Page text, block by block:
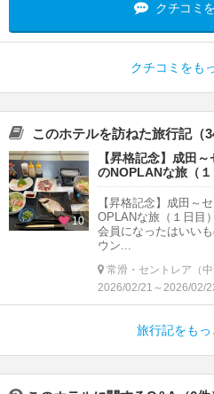
クチコミ
クチコミをも
このホテルを訪ねた旅行記（
10
【昇格記念】成田
のNOPLANな旅（１
【昇格記念】成田～
OPLANな旅（１日目
会員になったはいい
ウン...
常滑・セントレア（中
2026/02/21～2026/02/
旅行記をもっ